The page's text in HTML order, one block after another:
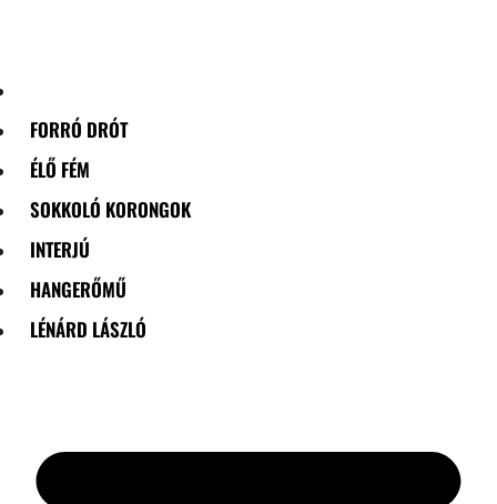
FORRÓ DRÓT
ÉLŐ FÉM
SOKKOLÓ KORONGOK
INTERJÚ
HANGERŐMŰ
LÉNÁRD LÁSZLÓ